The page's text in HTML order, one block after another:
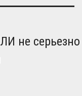
не серьезно